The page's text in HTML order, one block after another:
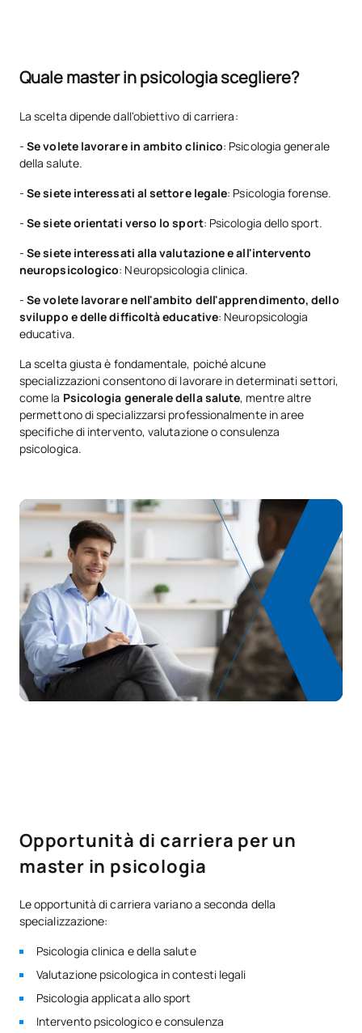
Quale master in psicologia scegliere?
La scelta dipende dall'obiettivo di carriera:
-Se volete lavorare in ambito clinico: Psicologia generale
della salute.
-Se siete interessati al settore legale: Psicologia forense.
-Se siete orientati verso lo sport: Psicologia dello sport.
-Se siete interessati alla valutazione e all'intervento
neuropsicologico: Neuropsicologia clinica.
-Se volete lavorare nell'ambito dell'apprendimento, dello
sviluppo e delle difficoltà educative: Neuropsicologia
educativa.
La scelta giusta è fondamentale, poiché alcune
specializzazioni consentono di lavorare in determinati settori,
come la Psicologia generale della salute, mentre altre
permettono di specializzarsi professionalmente in aree
specifiche di intervento, valutazione o consulenza
psicologica.
Opportunità di carriera per un
master in psicologia
Le opportunità di carriera variano a seconda della
specializzazione:
Psicologia clinica e della salute
Valutazione psicologica in contesti legali
Psicologia applicata allo sport
Intervento psicologico e consulenza